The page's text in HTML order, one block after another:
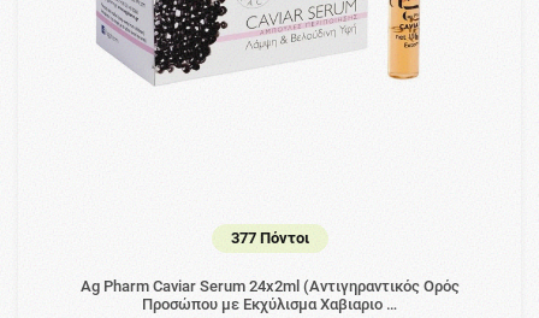
377 Πόντοι
Ag Pharm Caviar Serum 24x2ml (Αντιγηραντικός Ορός
Προσώπου με Εκχύλισμα Χαβιαριο …